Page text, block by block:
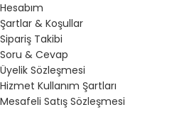
Hesabım
Şartlar & Koşullar
Sipariş Takibi
Soru & Cevap
Üyelik Sözleşmesi
Hizmet Kullanım Şartları
Mesafeli Satış Sözleşmesi